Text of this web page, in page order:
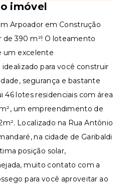
imóvel
Arpoador em Construção
de 390 m²! O loteamento
um excelente
para você construir
segurança e bastante
46 lotes residenciais com área
um empreendimento de
Localizado na Rua Antônio
na cidade de Garibaldi
posição solar,
muito contato com a
para você aproveitar ao